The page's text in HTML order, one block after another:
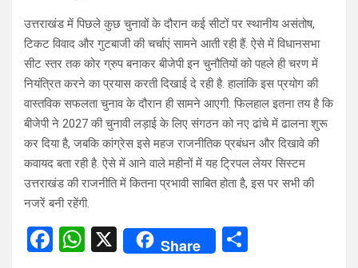
उत्तराखंड में पिछले कुछ चुनावों के दौरान कई सीटों पर स्थानीय असंतोष,
टिकट विवाद और गुटबाजी की चर्चाएं सामने आती रही हैं. ऐसे में विधानसभा
सीट स्तर तक कोर ग्रुप बनाकर बीजेपी इन चुनौतियों को पहले ही चरण में
नियंत्रित करने का प्रयास करती दिखाई दे रही है. हालांकि इस प्रयोग की
वास्तविक सफलता चुनाव के दौरान ही सामने आएगी. फिलहाल इतना तय है कि
बीजेपी ने 2027 की चुनावी लड़ाई के लिए संगठन को नए ढांचे में ढालना शुरू
कर दिया है, जबकि कांग्रेस इसे महज राजनीतिक प्रबंधन और दिखावे की
कवायद बता रही है. ऐसे में आने वाले महीनों में यह ट्रिपल लेयर सिस्टम
उत्तराखंड की राजनीति में कितना प्रभावी साबित होता है, इस पर सभी की
नजरें बनी रहेंगी.
F
W X Share